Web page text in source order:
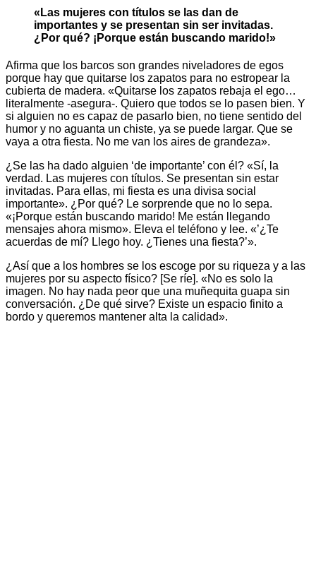
«Las mujeres con títulos se las dan de
importantes y se presentan sin ser invitadas.
¿Por qué? ¡Porque están buscando marido!»
Afirma que los barcos son grandes niveladores de egos
porque hay que quitarse los zapatos para no estropear la
cubierta de madera. «Quitarse los zapatos rebaja el ego…
literalmente -asegura-. Quiero que todos se lo pasen bien. Y
si alguien no es capaz de pasarlo bien, no tiene sentido del
humor y no aguanta un chiste, ya se puede largar. Que se
vaya a otra fiesta. No me van los aires de grandeza».
¿Se las ha dado alguien ‘de importante’ con él? «Sí, la
verdad. Las mujeres con títulos. Se presentan sin estar
invitadas. Para ellas, mi fiesta es una divisa social
importante». ¿Por qué? Le sorprende que no lo sepa.
«¡Porque están buscando marido! Me están llegando
mensajes ahora mismo». Eleva el teléfono y lee. «’¿Te
acuerdas de mí? Llego hoy. ¿Tienes una fiesta?’».
¿Así que a los hombres se los escoge por su riqueza y a las
mujeres por su aspecto físico? [Se ríe]. «No es solo la
imagen. No hay nada peor que una muñequita guapa sin
conversación. ¿De qué sirve? Existe un espacio finito a
bordo y queremos mantener alta la calidad».